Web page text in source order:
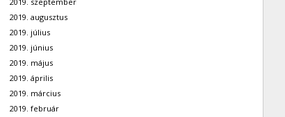
2019. augusztus
2019. július
2019. június
2019. május
2019. április
2019. március
2019. február